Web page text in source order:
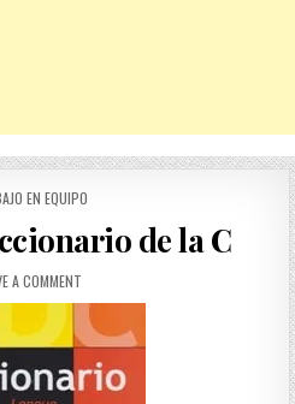
EN EQUIPO
de la C
A COMMENTON
DINÁMICA
DICCIONARIO
DE
LA
C